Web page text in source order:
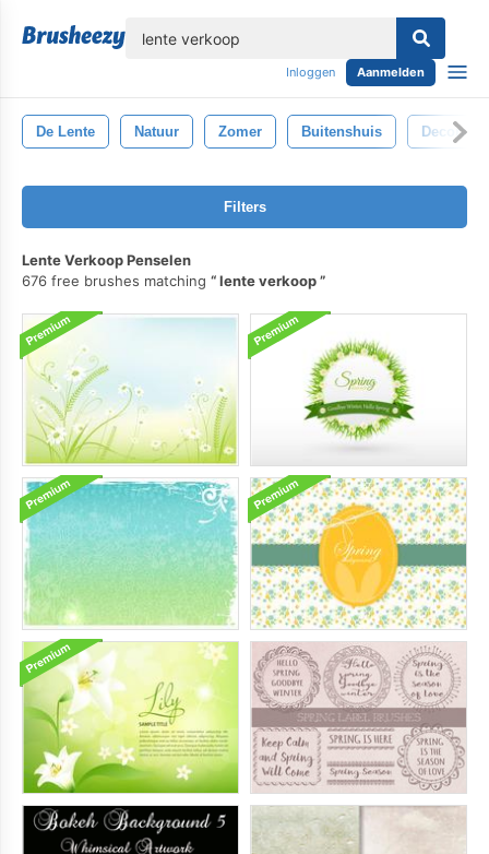
Inloggen Aanmelden
De Lente Natuur Zomer Buitenshuis Decoratief
Filters
Lente Verkoop Penselen
676 free brushes matching
lente verkoop